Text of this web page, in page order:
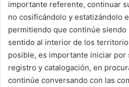
importante referente, continuar
no cosificándolo y estatizándolo
permitiendo que continúe siendo
sentido al interior de los
posible, es importante iniciar por
registro y catalogación, en
continúe conversando con las